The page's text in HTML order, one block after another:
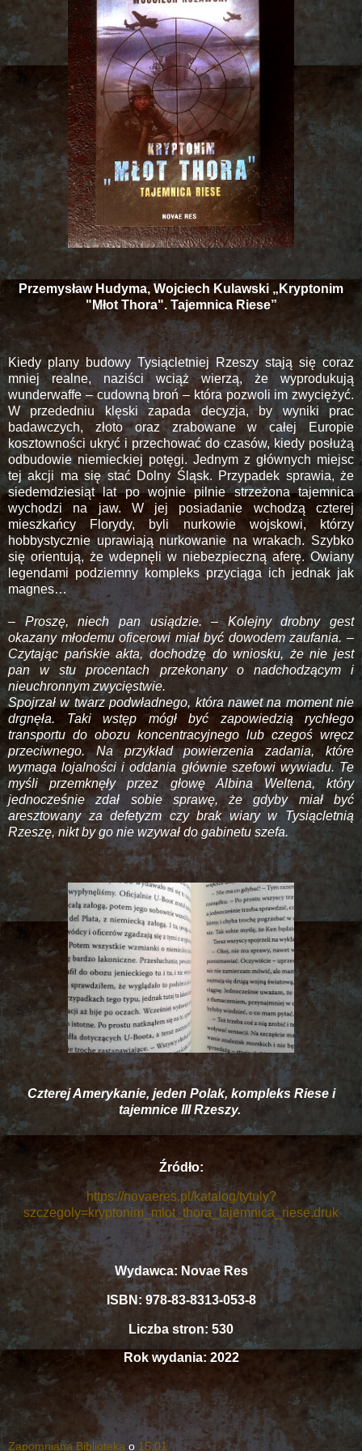
Przemysław Hudyma, Wojciech Kulawski „Kryptonim
"Młot Thora". Tajemnica Riese”
Kiedy plany budowy Tysiącletniej Rzeszy stają się coraz
mniej realne, naziści wciąż wierzą, że wyprodukują
wunderwaffe – cudowną broń – która pozwoli im zwyciężyć.
W przededniu klęski zapada decyzja, by wyniki prac
badawczych, złoto oraz zrabowane w całej Europie
kosztowności ukryć i przechować do czasów, kiedy posłużą
odbudowie niemieckiej potęgi. Jednym z głównych miejsc
tej akcji ma się stać Dolny Śląsk. Przypadek sprawia, że
siedemdziesiąt lat po wojnie pilnie strzeżona tajemnica
wychodzi na jaw. W jej posiadanie wchodzą czterej
mieszkańcy Florydy, byli nurkowie wojskowi, którzy
hobbystycznie uprawiają nurkowanie na wrakach. Szybko
się orientują, że wdepnęli w niebezpieczną aferę. Owiany
legendami podziemny kompleks przyciąga ich jednak jak
magnes…
– Proszę, niech pan usiądzie. – Kolejny drobny gest
okazany młodemu oficerowi miał być dowodem zaufania. –
Czytając pańskie akta, dochodzę do wniosku, że nie jest
pan w stu procentach przekonany o nadchodzącym i
nieuchronnym zwycięstwie.
Spojrzał w twarz podwładnego, która nawet na moment nie
drgnęła. Taki wstęp mógł być zapowiedzią rychłego
transportu do obozu koncentracyjnego lub czegoś wręcz
przeciwnego. Na przykład powierzenia zadania, które
wymaga lojalności i oddania głównie szefowi wywiadu. Te
myśli przemknęły przez głowę Albina Weltena, który
jednocześnie zdał sobie sprawę, że gdyby miał być
aresztowany za defetyzm czy brak wiary w Tysiącletnią
Rzeszę, nikt by go nie wzywał do gabinetu szefa.
Czterej Amerykanie, jeden Polak, kompleks Riese i
tajemnice III Rzeszy.
Źródło:
https://novaeres.pl/katalog/tytuly?
szczegoly=kryptonim_mlot_thora_tajemnica_riese,druk
Wydawca: Novae Res
ISBN: 978-83-8313-053-8
Liczba stron: 530
Rok wydania: 2022
Zapomniana Biblioteka o 15:01